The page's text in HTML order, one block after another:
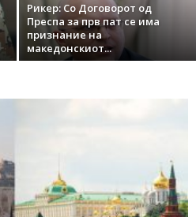
Рикер: Со Договорот од
Преспа за прв пат се има
признание на
македонскиот...